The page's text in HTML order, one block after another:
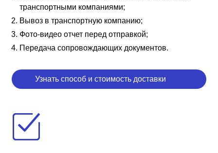
транспортными компаниями;
Вывоз в транспортную компанию;
Фото-видео отчет перед отправкой;
Передача сопровождающих документов.
Узнать способ и стоимость доставки